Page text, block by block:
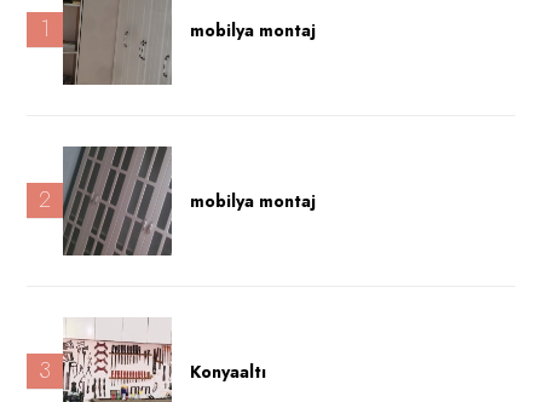
1 mobilya montaj
2 mobilya montaj
3 Konyaaltı